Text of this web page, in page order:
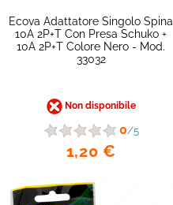
Ecova Adattatore Singolo Spina
10A 2P+T Con Presa Schuko +
10A 2P+T Colore Nero - Mod.
33032
Non disponibile
0/5
1,20 €